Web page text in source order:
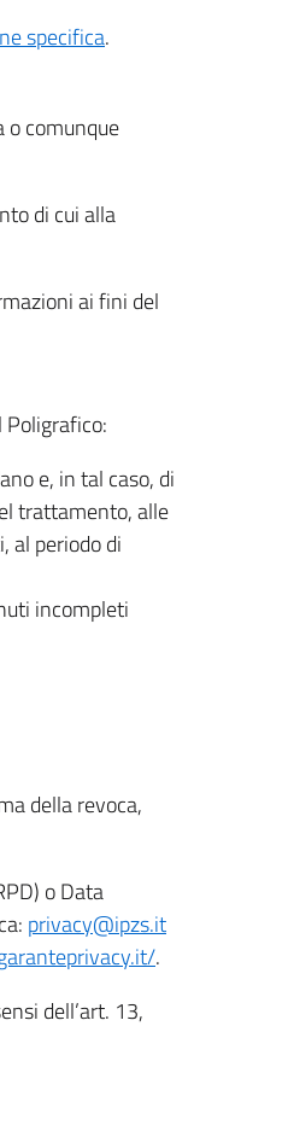
specifica.
o comunque
di cui alla
ai fini del
e, in tal caso, di
trattamento, alle
al periodo di
incompleti
della revoca,
o Data
privacy@ipzs.it
.
dell’art. 13,